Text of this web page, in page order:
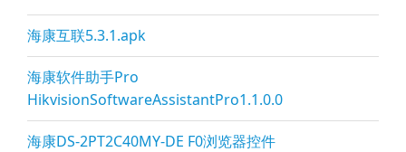
海康互联5.3.1.apk
海康软件助手Pro
HikvisionSoftwareAssistantPro1.1.0.0
海康DS-2PT2C40MY-DE F0浏览器控件